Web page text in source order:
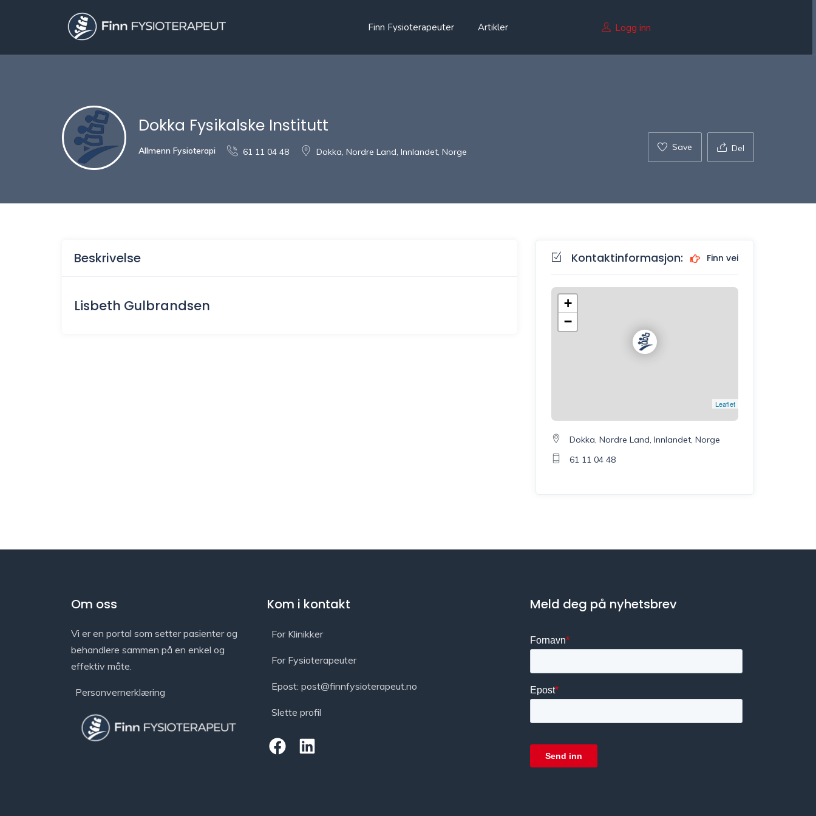
Finn Fysioterapeuter Artikler Logg inn
Dokka Fysikalske Institutt
Allmenn Fysioterapi 61 11 04 48 Dokka, Nordre Land, Innlandet, Norge Save Del
Beskrivelse
Lisbeth Gulbrandsen
Kontaktinformasjon: Finn vei
+
−
Leaflet
Dokka, Nordre Land, Innlandet, Norge
61 11 04 48
Om oss
Vi er en portal som setter pasienter og
behandlere sammen på en enkel og
effektiv måte.
Personvernerklæring
Kom i kontakt
For Klinikker
For Fysioterapeuter
Epost: post@finnfysioterapeut.no
Slette profil
Meld deg på nyhetsbrev